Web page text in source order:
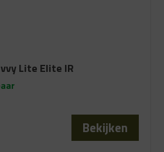
Lite Elite IR
Bekijken